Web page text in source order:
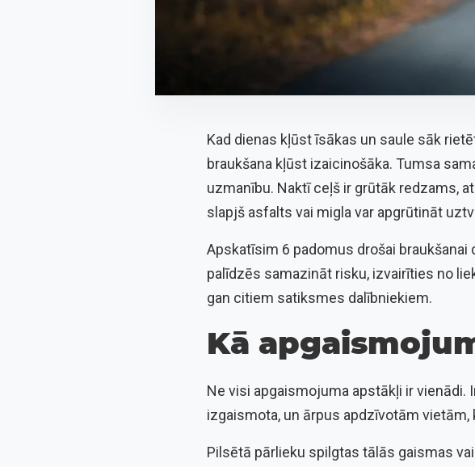
Kad dienas kļūst īsākas un saule sāk
braukšana kļūst izaicinošāka. Tumsa
uzmanību. Naktī ceļš ir grūtāk redzams,
slapjš asfalts vai migla var apgrūtināt
Apskatīsim 6 padomus drošai
palīdzēs samazināt risku, izvairīties no
gan citiem satiksmes dalībniekiem.
Kā
Ne visi apgaismojuma apstākļi ir vienādi.
izgaismota, un ārpus apdzīvotām
Pilsētā pārlieku spilgtas tālās gaismas vai